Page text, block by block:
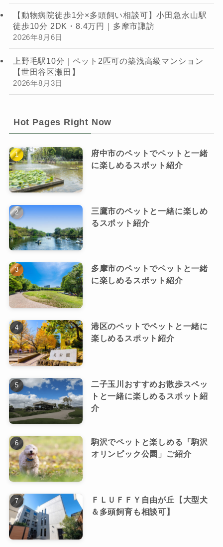
【動物病院徒歩1分×多頭飼い相談可】小田急永山駅
徒歩10分 2DK・8.4万円｜多摩市諏訪
2026年8月6日
上野毛駅10分｜ペット2匹可の築浅高級マンション
【世田谷区瀬田】
2026年8月3日
Hot Pages Right Now
府中市のペットでペットと一緒
に楽しめるスポット紹介
三鷹市のペットと一緒に楽しめ
るスポット紹介
多摩市のペットでペットと一緒
に楽しめるスポット紹介
港区のペットでペットと一緒に
楽しめるスポット紹介
二子玉川おすすめお散歩スペッ
トと一緒に楽しめるスポット紹
介
駒沢でペットと楽しめる「駒沢
オリンピック公園」ご紹介
ＦＬＵＦＦＹ自由が丘【大型犬
＆多頭飼育も相談可】